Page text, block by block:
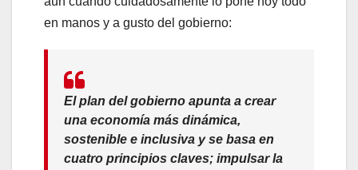
en manos y a gusto del gobierno:
El plan del gobierno apunta a crear
una economía más dinámica,
sostenible e inclusiva y se basa en
cuatro principios claves; impulsar la